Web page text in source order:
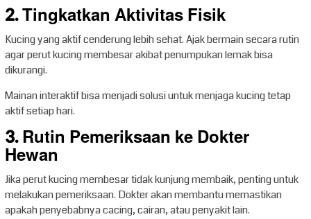
2. Tingkatkan Aktivitas Fisik
Kucing yang aktif cenderung lebih sehat. Ajak bermain secara rutin
agar perut kucing membesar akibat penumpukan lemak bisa
dikurangi.
Mainan interaktif bisa menjadi solusi untuk menjaga kucing tetap
aktif setiap hari.
3. Rutin Pemeriksaan ke Dokter
Hewan
Jika perut kucing membesar tidak kunjung membaik, penting untuk
melakukan pemeriksaan. Dokter akan membantu memastikan
apakah penyebabnya cacing, cairan, atau penyakit lain.